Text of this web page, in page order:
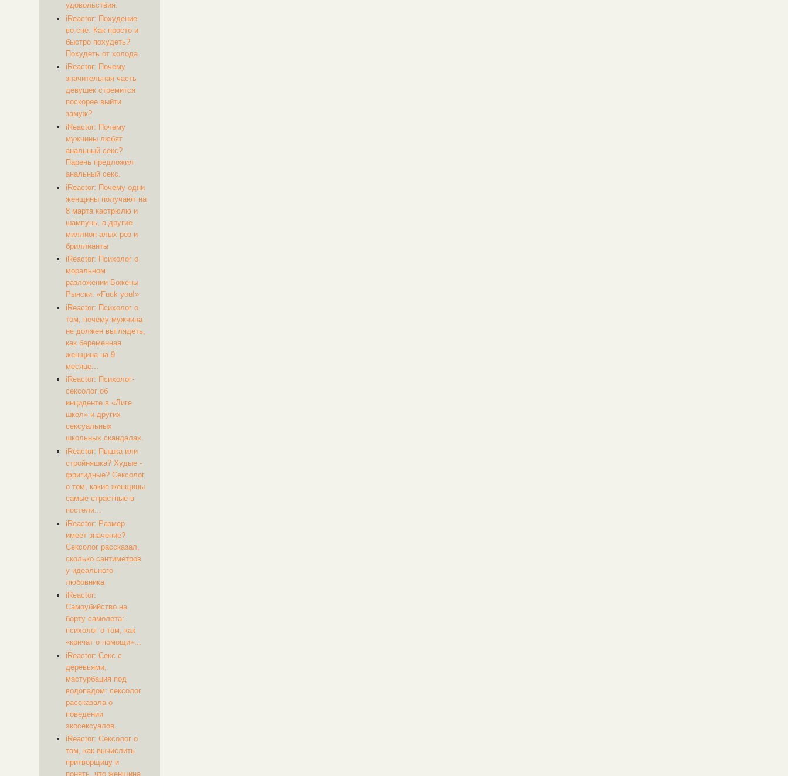
удовольствия.
iReactor: Похудение
во сне. Как просто и
быстро похудеть?
Похудеть от холода
iReactor: Почему
значительная часть
девушек стремится
поскорее выйти
замуж?
iReactor: Почему
мужчины любят
анальный секс?
Парень предложил
анальный секс.
iReactor: Почему одни
женщины получают на
8 марта кастрюлю и
шампунь, а другие
миллион алых роз и
бриллианты
iReactor: Психолог о
моральном
разложении Божены
Рынски: «Fuck you!»
iReactor: Психолог о
том, почему мужчина
не должен выглядеть,
как беременная
женщина на 9
месяце...
iReactor: Психолог-
сексолог об
инциденте в «Лиге
школ» и других
сексуальных
школьных скандалах.
iReactor: Пышка или
стройняшка? Худые -
фригидные? Сексолог
о том, какие женщины
самые страстные в
постели...
iReactor: Размер
имеет значение?
Сексолог рассказал,
сколько сантиметров
у идеального
любовника
iReactor:
Самоубийство на
борту самолета:
психолог о том, как
«кричат о помощи»...
iReactor: Секс с
деревьями,
мастурбация под
водопадом: сексолог
рассказала о
поведении
экосексуалов.
iReactor: Сексолог о
том, как вычислить
притворщицу и
понять, что женщина